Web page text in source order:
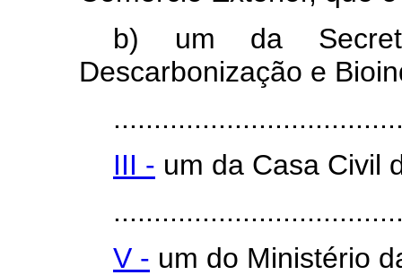
b) um da
Descarbonização e
III - um da Casa Civil
V - um do Ministério